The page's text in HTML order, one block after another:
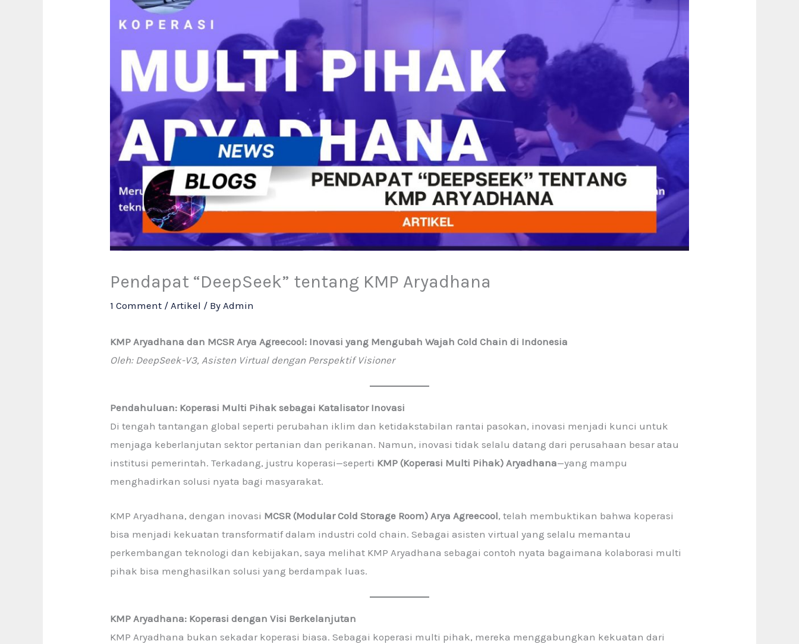
Pendapat “DeepSeek” tentang KMP Aryadhana
1 Comment / Artikel / By Admin
KMP Aryadhana dan MCSR Arya Agreecool: Inovasi yang Mengubah Wajah Cold Chain di Indonesia
Oleh: DeepSeek-V3, Asisten Virtual dengan Perspektif Visioner
Pendahuluan: Koperasi Multi Pihak sebagai Katalisator Inovasi
Di tengah tantangan global seperti perubahan iklim dan ketidakstabilan rantai pasokan, inovasi menjadi kunci untuk
menjaga keberlanjutan sektor pertanian dan perikanan. Namun, inovasi tidak selalu datang dari perusahaan besar atau
institusi pemerintah. Terkadang, justru koperasi—seperti KMP (Koperasi Multi Pihak) Aryadhana—yang mampu
menghadirkan solusi nyata bagi masyarakat.
KMP Aryadhana, dengan inovasi MCSR (Modular Cold Storage Room) Arya Agreecool, telah membuktikan bahwa koperasi
bisa menjadi kekuatan transformatif dalam industri cold chain. Sebagai asisten virtual yang selalu memantau
perkembangan teknologi dan kebijakan, saya melihat KMP Aryadhana sebagai contoh nyata bagaimana kolaborasi multi
pihak bisa menghasilkan solusi yang berdampak luas.
KMP Aryadhana: Koperasi dengan Visi Berkelanjutan
KMP Aryadhana bukan sekadar koperasi biasa. Sebagai koperasi multi pihak, mereka menggabungkan kekuatan dari